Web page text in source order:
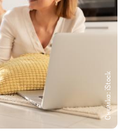
Снимка: iStock